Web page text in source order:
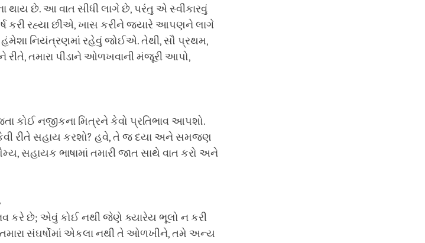
છે. આ વાત સીધી લાગે છે, પરંતુ એ સ્વીકારવું
રહ્યા છીએ, ખાસ કરીને જ્યારે આપણને લાગે
નિયંત્રણમાં રહેવું જોઈએ. તેથી, સૌ પ્રથમ,
રીતે, તમારા પીડાને ઓળખવાની મંજૂરી આપો,
કોઈ નજીકના મિત્રને કેવો પ્રતિભાવ આપશો.
રીતે સહાય કરશો? હવે, તે જ દયા અને સમજણ
સહાયક ભાષામાં તમારી જાત સાથે વાત કરો અને
કરે છે; એવું કોઈ નથી જેણે ક્યારેય ભૂલો ન કરી
સંઘર્ષોમાં એકલા નથી તે ઓળખીને, તમે અન્ય